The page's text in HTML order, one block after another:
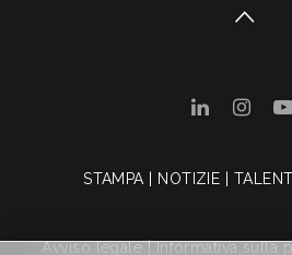
STAMPA NOTIZIE
Avviso legale|Informativa sulla